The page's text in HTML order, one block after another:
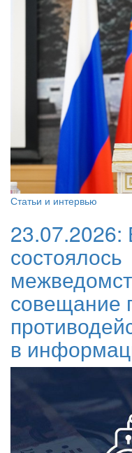
Статьи и интервью
23.07.2026:
состоялось
совещание
в